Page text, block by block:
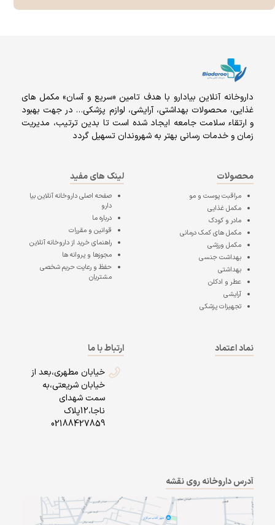
داروخانه آنلاين بيادارو با هدف تامين «سریع و آسان» مكمل هاى
غذايى، محصولات بهداشتى، آرايشى، لوازم پزشکی… در جهت بهبود
و ارتقاء سلامت جامعه ایجاد شده است تا بدین ترتیب، مدیریت
زمان و خدمات رسانی بهتر به شهروندان تسهیل گردد
محصولات
مراقبت پوست و مو
مکمل غذایی
مادر و کودک
مکمل های کمک درمانی
مکمل ورزشی
بهداشت جنسی
بهداشتی
عطر و ادکلن
آرایشی
تجهیزات پزشکی
لینک های مفید
صفحه اصلیداروخانه آنلاین بیا
دارو
درباره ما
قوانین و مقررات
راهنمای خرید از داروخانه آنلاین
مجوزها و پروانه ها
حفظ و رعایت حریم شخصی
مشتریان
نماد اعتماد
ارتباط با ما
خیابان مطهری،بعد از
خیابان شریعتی،به
سمت شهدای
ناجا،12پلاک
02188427859
آدرس داروخانه روی نقشه